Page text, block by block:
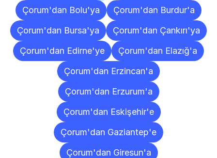
Çorum'dan Bolu'ya
Çorum'dan Burdur'a
Çorum'dan Bursa'ya
Çorum'dan Çankırı'ya
Çorum'dan Edirne'ye
Çorum'dan Elazığ'a
Çorum'dan Erzincan'a
Çorum'dan Erzurum'a
Çorum'dan Eskişehir'e
Çorum'dan Gaziantep'e
Çorum'dan Giresun'a